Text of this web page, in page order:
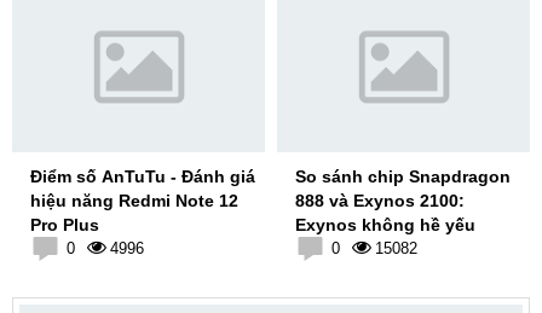
Điểm số AnTuTu - Đánh giá
hiệu năng Redmi Note 12
Pro Plus
0 4996
So sánh chip Snapdragon
888 và Exynos 2100:
Exynos không hề yếu
0 15082